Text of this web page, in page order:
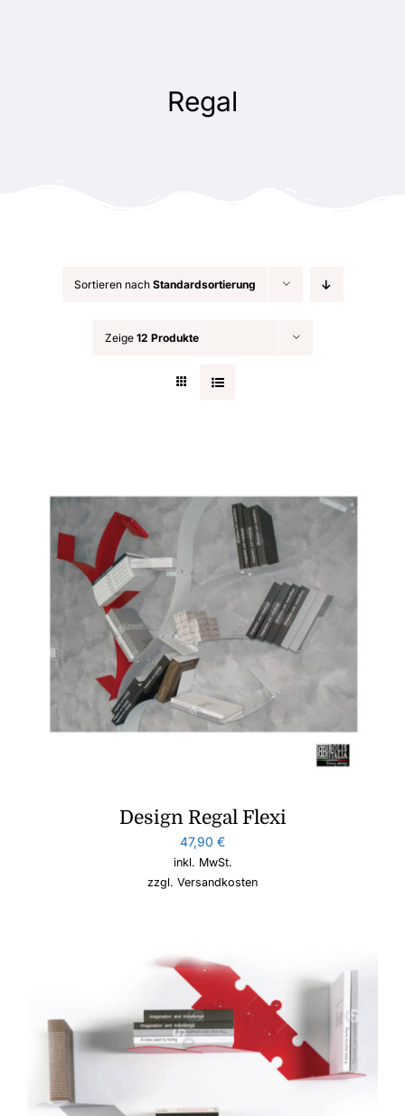
Regal
Sortieren nach Standardsortierung
Zeige 12 Produkte
Design Regal Flexi
47,90 €
inkl. MwSt.
zzgl. Versandkosten